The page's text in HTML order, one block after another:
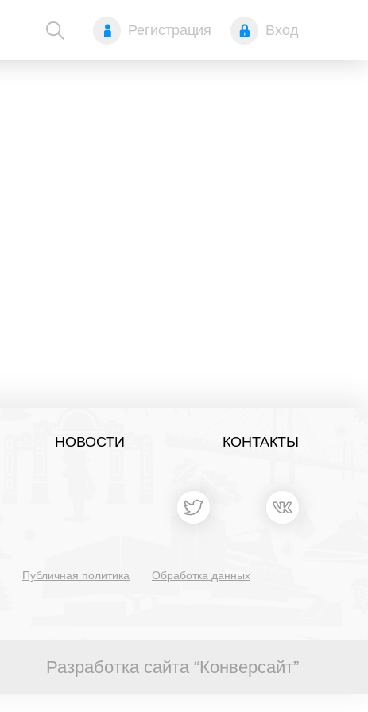
Регистрация Вход
НОВОСТИ КОНТАКТЫ
Публичная политика
Обработка данных
Разработка сайта “Конверсайт”